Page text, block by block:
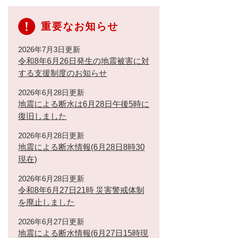
重要なお知らせ
2026年7月3日更新
令和8年6月26日発生の地震被害に対
する支援制度のお知らせ
2026年6月28日更新
地震による断水は6月28日午後5時に
復旧しました
2026年6月28日更新
地震による断水情報(6月28日8時30
現在)
2026年6月28日更新
令和8年6月27日21時 災害警戒体制
を廃止しました
2026年6月27日更新
地震による断水情報(6月27日15時現